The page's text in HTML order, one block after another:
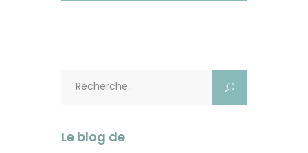
Le blog de